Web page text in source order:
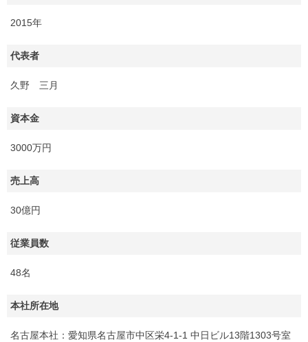
2015年
代表者
久野 三月
資本金
3000万円
売上高
30億円
従業員数
48名
本社所在地
名古屋本社：愛知県名古屋市中区栄4-1-1 中日ビル13階1303号室